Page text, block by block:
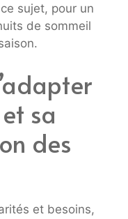
sujet, pour un
de sommeil
sa
des
et besoins,